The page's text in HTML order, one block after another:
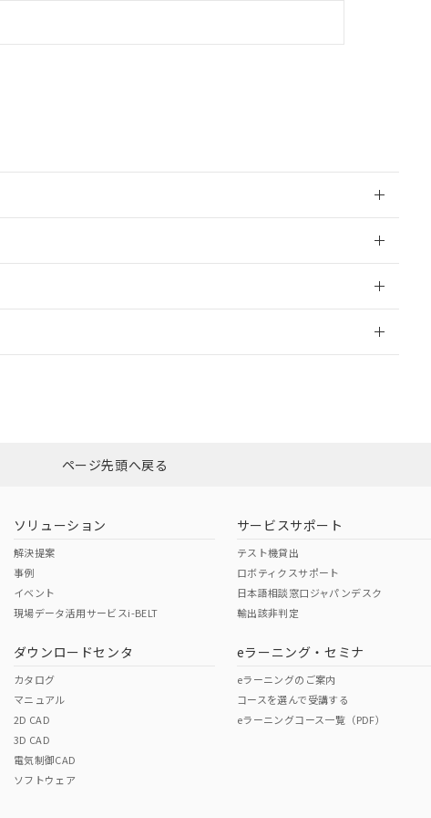
はこちら
O
混在する可能性があります。
。
（日本
（アメリカ
この製品の規格認証/適合状況ページへ
その他の認証はこちらのページからご検索ください
ページ先頭へ戻る
ソリューション
解決提案
事例
イベント
現場データ活用サービスi-BELT
ダウンロードセンタ
カタログ
マニュアル
2D CAD
3D CAD
電気制御CAD
ソフトウェア
サービスサポート
テスト機貸出
ロボティクスサポート
日本語相談窓口ジャパンデスク
輸出該非判定
eラーニング・セミナ
eラーニングのご案内
コースを選んで受講する
eラーニングコース一覧（PDF）